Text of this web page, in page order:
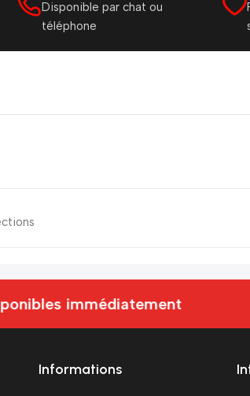
Disponible par chat ou
téléphone
immédiatement
Informations